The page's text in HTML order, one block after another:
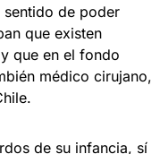
sentido de poder
que existen
que en el fondo
médico cirujano,
de su infancia, sí